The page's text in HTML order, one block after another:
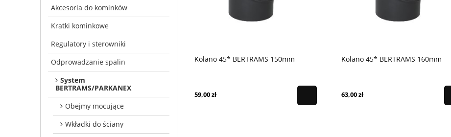
Akcesoria do kominków
Kratki kominkowe
Regulatory i sterowniki
Odprowadzanie spalin
System
BERTRAMS/PARKANEX
Obejmy mocujące
Wkładki do ściany
Kolano 45* BERTRAMS 150mm
59,00 zł
Kolano 45* BERTRAMS 160mm
63,00 zł